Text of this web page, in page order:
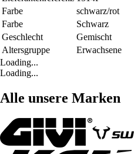
Farbe
schwarz/rot
Farbe
Schwarz
Geschlecht
Gemischt
Altersgruppe
Erwachsene
Loading...
Loading...
Alle unsere Marken